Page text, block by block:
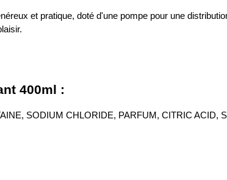
et pratique, doté d'une pompe pour une
400ml :
SODIUM CHLORIDE, PARFUM, CITRIC ACID,